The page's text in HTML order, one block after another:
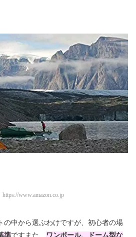
https://www.amazon.co.jp
の中から選ぶわけですが、初心者の場
準ですまた、 ワンポール、ドーム型な